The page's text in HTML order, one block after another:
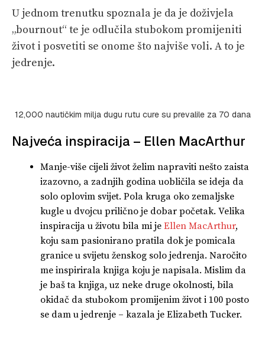
U jednom trenutku spoznala je da je doživjela
„bournout“ te je odlučila stubokom promijeniti
život i posvetiti se onome što najviše voli. A to je
jedrenje.
12,000 nautičkim milja dugu rutu cure su prevalile za 70 dana
Najveća inspiracija – Ellen MacArthur
Manje-više cijeli život želim napraviti nešto zaista
izazovno, a zadnjih godina uobličila se ideja da
solo oplovim svijet. Pola kruga oko zemaljske
kugle u dvojcu prilično je dobar početak. Velika
inspiracija u životu bila mi je Ellen MacArthur,
koju sam pasionirano pratila dok je pomicala
granice u svijetu ženskog solo jedrenja. Naročito
me inspirirala knjiga koju je napisala. Mislim da
je baš ta knjiga, uz neke druge okolnosti, bila
okidač da stubokom promijenim život i 100 posto
se dam u jedrenje – kazala je Elizabeth Tucker.